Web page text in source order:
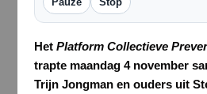
Het Platform Collectieve
trapte maandag 4 november
Trijn Jongman en ouders uit